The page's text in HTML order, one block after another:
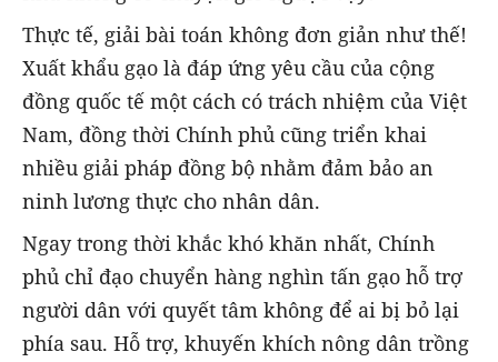
Thực tế, giải bài toán không đơn giản như thế!
Xuất khẩu gạo là đáp ứng yêu cầu của cộng
đồng quốc tế một cách có trách nhiệm của Việt
Nam, đồng thời Chính phủ cũng triển khai
nhiều giải pháp đồng bộ nhằm đảm bảo an
ninh lương thực cho nhân dân.
Ngay trong thời khắc khó khăn nhất, Chính
phủ chỉ đạo chuyển hàng nghìn tấn gạo hỗ trợ
người dân với quyết tâm không để ai bị bỏ lại
phía sau. Hỗ trợ, khuyến khích nông dân trồng